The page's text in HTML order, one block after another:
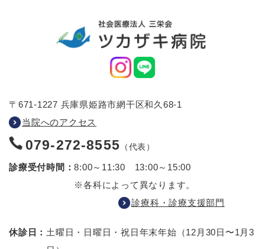
〒671-1227 兵庫県姫路市網干区和久68-1
当院へのアクセス
079-272-8555 （代表）
診療受付時間：8:00～11:30 13:00～15:00
※各科によって異なります。
診療科・診療支援部門
休診日： 土曜日・日曜日・祝日年末年始（12月30日〜1月3